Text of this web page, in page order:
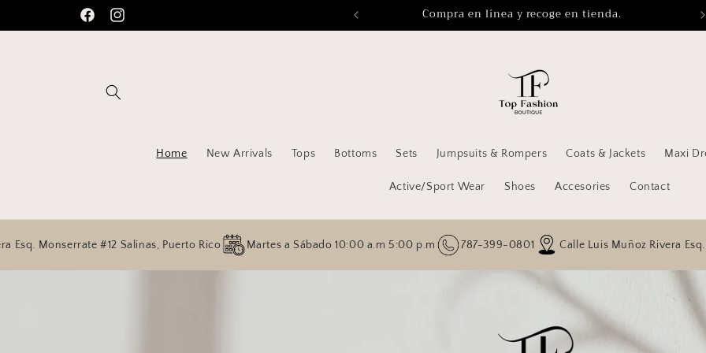
directamente
al contenido
FacebookInstagram
Te damos la bienvenida a nuestra tienda Compra en línea y recoge en tienda.
Home New Arrivals Tops Bottoms Sets Jumpsuits & Rompers Coats & Jackets Maxi
Active/Sport Wear Shoes Accesories Contact
#12 Salinas, Puerto Rico Martes a Sábado 10:00 a.m 5:00 p.m 787-399-0801 Calle Luis Muñoz Rivera Esq.